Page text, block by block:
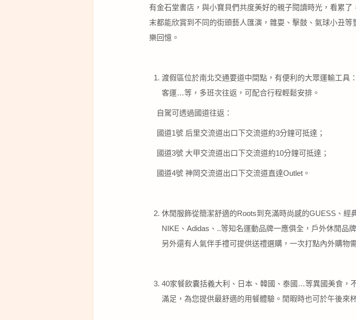
有金石堂書店，與小寶貝們共度美好的親子閱讀時光，看累
末都能欣賞到不同的街頭藝人匯演，雜耍、擊鼓、氣球小丑
樂回憶。
渡假區位於南北交通要道中間點，有便利的大眾運輸工具
客運…等，多班次往返，可配合行程輕鬆安排。
自駕可透過國道往返：
國道1號 后里交流道出口下交流道約3分鐘可抵達；
國道3號 大甲交流道出口下交流道約10分鐘可抵達；
國道4號 神岡交流道出口下交流道直達Outlet。
休閒服飾從簡潔舒適的Roots到充滿時尚感的GUESS、經
NIKE、Adidas、..等知名運動品牌一應俱全，戶外休閒品
另外還有人氣伴手禮可提供送禮選購，一次打點內外購物
40家餐飲囊括義大利、日本、韓國、泰國…等異國美食，
滿足，為您提供最舒適的用餐體驗。閒暇時也可於午後來